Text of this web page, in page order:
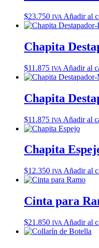
$23.750 IVA Añadir al
Chapita
$11.875 IVA Añadir al
Chapita
$11.875 IVA Añadir al
Chapita
$12.350 IVA Añadir al
Cinta para
$21.850 IVA Añadir al